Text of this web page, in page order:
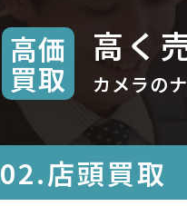
高価
買取
高く
カメラの
02.店頭買取